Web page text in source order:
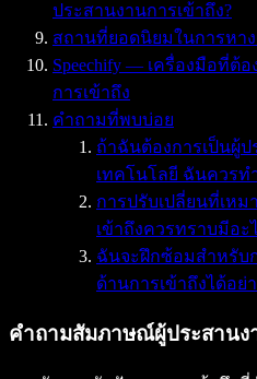
ประสานงานการเข้าถึง?
สถานที่ยอดนิยมในการหา
Speechify — เครื่องมือที่ต้
การเข้าถึง
คำถามที่พบบ่อย
ถ้าฉันต้องการเป็นผู้ป
เทคโนโลยี ฉันควรท
การปรับเปลี่ยนที่เห
เข้าถึงควรทราบมีอะ
ฉันจะฝึกซ้อมสำหรับ
ด้านการเข้าถึงได้อย่า
คำถามสัมภาษณ์ผู้ประสานง